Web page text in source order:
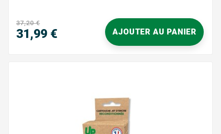
37,20 €
31,99 € AJOUTER AU PANIER